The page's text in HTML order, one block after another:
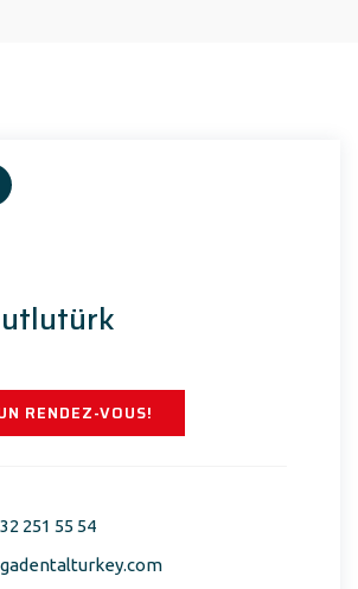
RENDEZ-VOUS!
251 55 54